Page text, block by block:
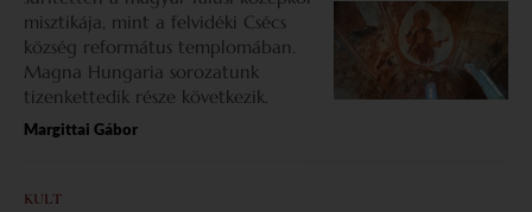
misztikája, mint a felvidéki Csécs
község református templomában.
Magna Hungaria sorozatunk
tizenkettedik része következik.
Margittai Gábor
KULT